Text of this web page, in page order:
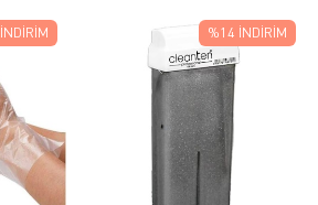
İNDIRIM %14 İNDIRIM